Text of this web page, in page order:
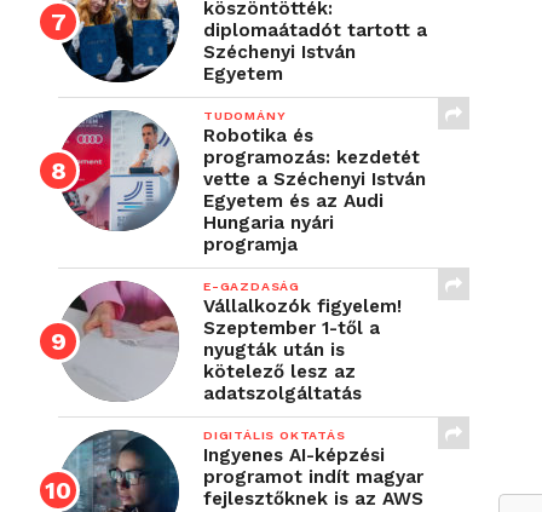
köszöntötték:
diplomaátadót tartott a
Széchenyi István
Egyetem
TUDOMÁNY
Robotika és
programozás: kezdetét
vette a Széchenyi István
Egyetem és az Audi
Hungaria nyári
programja
E-GAZDASÁG
Vállalkozók figyelem!
Szeptember 1-től a
nyugták után is
kötelező lesz az
adatszolgáltatás
DIGITÁLIS OKTATÁS
Ingyenes AI-képzési
programot indít magyar
fejlesztőknek is az AWS